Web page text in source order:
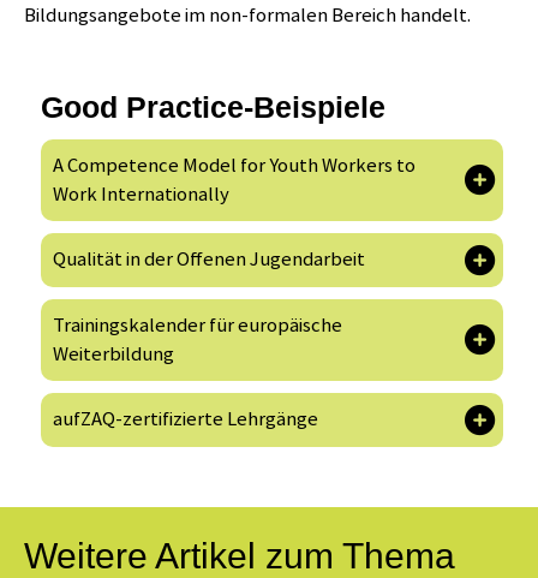
Bildungsangebote im non-formalen Bereich handelt.
Good Practice-Beispiele
A Competence Model for Youth Workers to
Work Internationally
Qualität in der Offenen Jugendarbeit
Trainingskalender für europäische
Weiterbildung
aufZAQ-zertifizierte Lehrgänge
Weitere Artikel zum Thema